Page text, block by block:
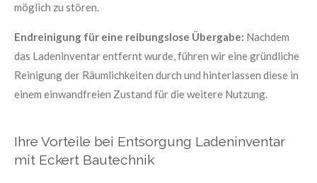
möglich zu stören.
Endreinigung für eine reibungslose Übergabe: Nachdem
das Ladeninventar entfernt wurde, führen wir eine gründliche
Reinigung der Räumlichkeiten durch und hinterlassen diese in
einem einwandfreien Zustand für die weitere Nutzung.
Ihre Vorteile bei Entsorgung Ladeninventar
mit Eckert Bautechnik